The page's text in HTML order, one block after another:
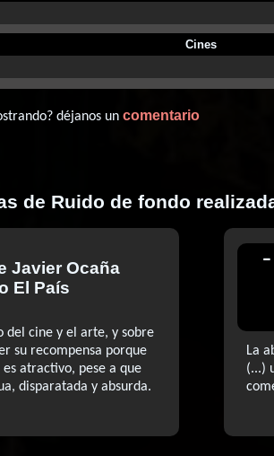
Cines
déjanos uncomentario
de Ruido de fondo
Javier Ocaña
El País
del cine y el arte, y sobre
su recompensa porque
atractivo, pese a que
disparatada y absurda.
-
La
(...)